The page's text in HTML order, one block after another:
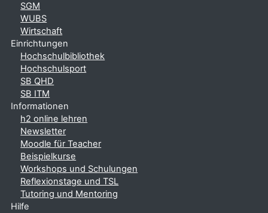
SGM
WUBS
Wirtschaft
Einrichtungen
Hochschulbibliothek
Hochschulsport
SB QHD
SB ITM
Informationen
h2 online lehren
Newsletter
Moodle für Teacher
Beispielkurse
Workshops und Schulungen
Reflexionstage und TSL
Tutoring und Mentoring
Hilfe